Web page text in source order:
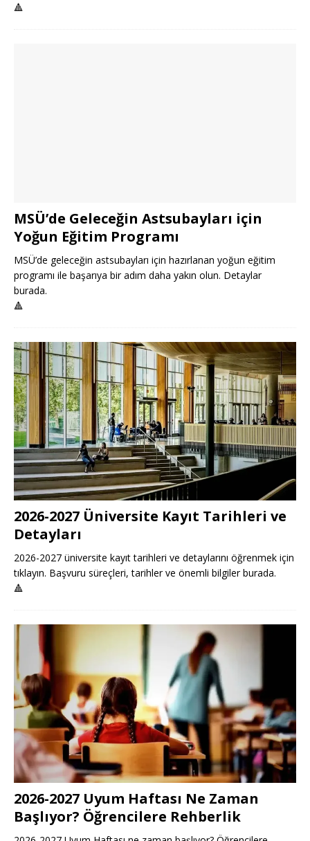
🔺
MSÜ’de Geleceğin Astsubayları için
Yoğun Eğitim Programı
MSÜ’de geleceğin astsubayları için hazırlanan yoğun eğitim
programı ile başarıya bir adım daha yakın olun. Detaylar
burada.
🔺
2026-2027 Üniversite Kayıt Tarihleri ve
Detayları
2026-2027 üniversite kayıt tarihleri ve detaylarını öğrenmek için
tıklayın. Başvuru süreçleri, tarihler ve önemli bilgiler burada.
🔺
2026-2027 Uyum Haftası Ne Zaman
Başlıyor? Öğrencilere Rehberlik